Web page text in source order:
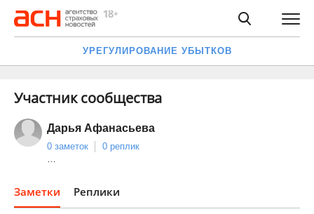
УРЕГУЛИРОВАНИЕ УБЫТКОВ
Участник сообщества
Дарья Афанасьева
0 заметок
0 реплик
…
Заметки Реплики